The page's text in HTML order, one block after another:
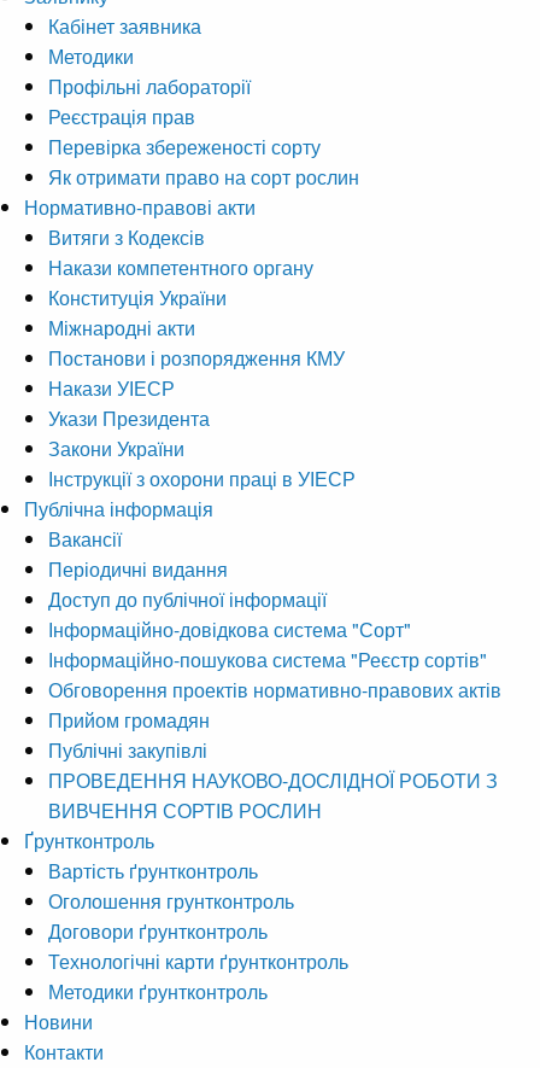
Кабінет заявника
Методики
Профільні лабораторії
Реєстрація прав
Перевірка збереженості сорту
Як отримати право на сорт рослин
Нормативно-правові акти
Витяги з Кодексів
Накази компетентного органу
Конституція України
Міжнародні акти
Постанови і розпорядження КМУ
Накази УІЕСР
Укази Президента
Закони України
Інструкції з охорони праці в УІЕСР
Публічна інформація
Вакансії
Періодичні видання
Доступ до публічної інформації
Інформаційно-довідкова система "Сорт"
Інформаційно-пошукова система "Реєстр сортів"
Обговорення проектів нормативно-правових актів
Прийом громадян
Публічні закупівлі
ПРОВЕДЕННЯ НАУКОВО-ДОСЛІДНОЇ РОБОТИ З
ВИВЧЕННЯ СОРТІВ РОСЛИН
Ґрунтконтроль
Вартість ґрунтконтроль
Оголошення грунтконтроль
Договори ґрунтконтроль
Технологічні карти ґрунтконтроль
Методики ґрунтконтроль
Новини
Контакти